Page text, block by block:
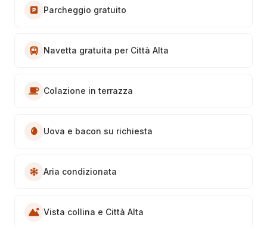
Parcheggio gratuito
Navetta gratuita per Città Alta
Colazione in terrazza
Uova e bacon su richiesta
Aria condizionata
Vista collina e Città Alta